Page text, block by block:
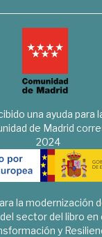
una ayuda para
de Madrid
2024
la modernización
sector del libro en
y